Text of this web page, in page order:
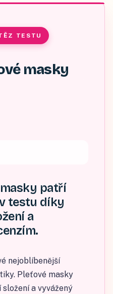
TESTU
masky
masky patří
testu díky
a
nejoblíbenější
Pleťové masky
a vyvážený